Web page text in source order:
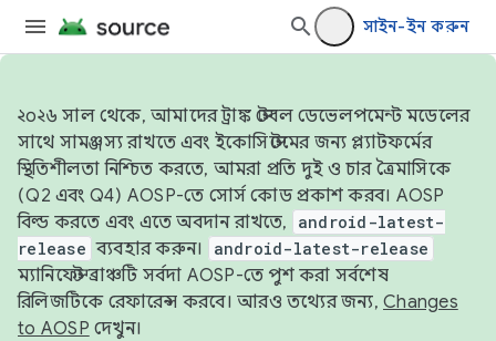
সাইন-ইন করুন
২০২৬ সাল থেকে, আমাদের ট্রাঙ্ক স্টেবল ডেভেলপমেন্ট মডেলের
সাথে সামঞ্জস্য রাখতে এবং ইকোসিস্টেমের জন্য প্ল্যাটফর্মের
স্থিতিশীলতা নিশ্চিত করতে, আমরা প্রতি দুই ও চার ত্রৈমাসিকে
(Q2 এবং Q4) AOSP-তে সোর্স কোড প্রকাশ করব। AOSP
বিল্ড করতে এবং এতে অবদান রাখতে,
android-latest-
release ব্যবহার করুন। android-latest-release
ম্যানিফেস্ট ব্রাঞ্চটি সর্বদা AOSP-তে পুশ করা সর্বশেষ
রিলিজটিকে রেফারেন্স করবে। আরও তথ্যের জন্য, Changes
to AOSP দেখুন।